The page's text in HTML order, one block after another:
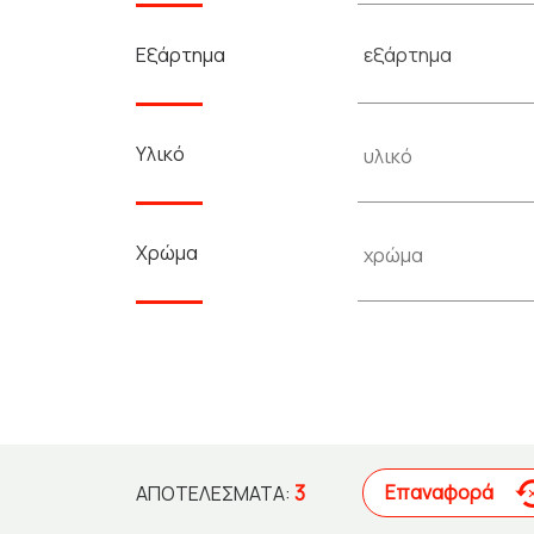
Εξάρτημα εξάρτημα
Υλικό
Χρώμα
ΑΠΟΤΕΛΈΣΜΑΤΑ: 3 Επαναφορά